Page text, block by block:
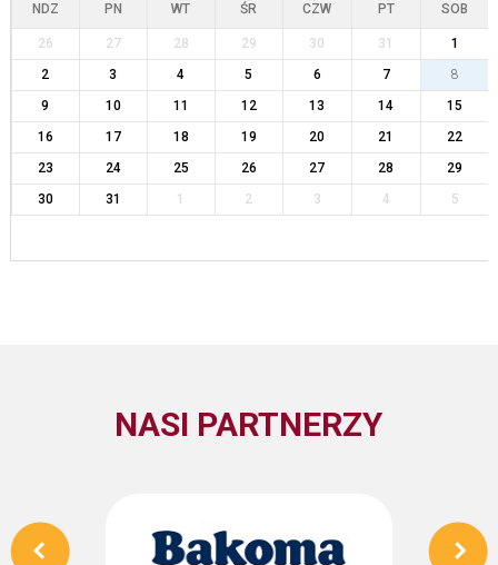
NDZ PN WT ŚR CZW PT SOB
26 27 28 29 30 31
1
2
3 4 5 6 7
8
9
10 11 12 13 14
15
16
17 18 19 20 21
22
23
24 25 26 27 28
29
30
31 1 2 3 4 5
NASI PARTNERZY